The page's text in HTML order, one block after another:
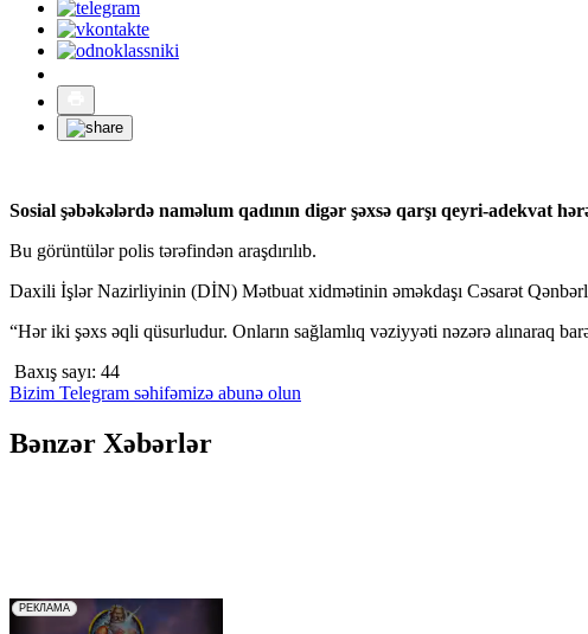
Sosial şəbəkələrdə naməlum qadının digər şəxsə qarşı qeyri-adekvat
Bu görüntülər polis tərəfindən araşdırılıb.
Daxili İşlər Nazirliyinin (DİN) Mətbuat xidmətinin əməkdaşı Cəsarət
“Hər iki şəxs əqli qüsurludur. Onların sağlamlıq vəziyyəti nəzərə alınaraq
Baxış sayı: 44
Bizim Telegram səhifəmizə abunə olun
Bənzər Xəbərlər